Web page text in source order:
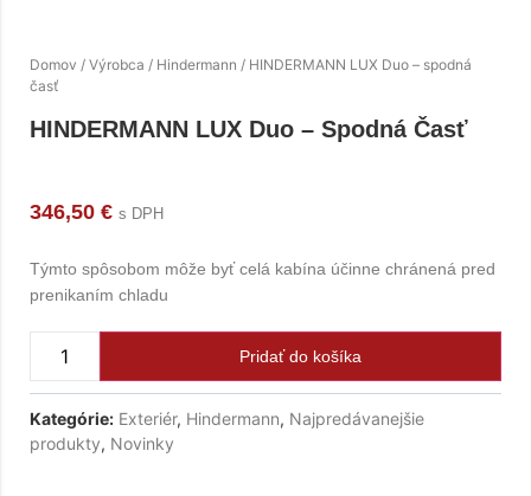
Domov / Výrobca / Hindermann / HINDERMANN LUX Duo – spodná
časť
HINDERMANN LUX Duo – Spodná Časť
346,50 € s DPH
Týmto spôsobom môže byť celá kabína účinne chránená pred
prenikaním chladu
Pridať do košíka
Kategórie: Exteriér, Hindermann, Najpredávanejšie
produkty, Novinky